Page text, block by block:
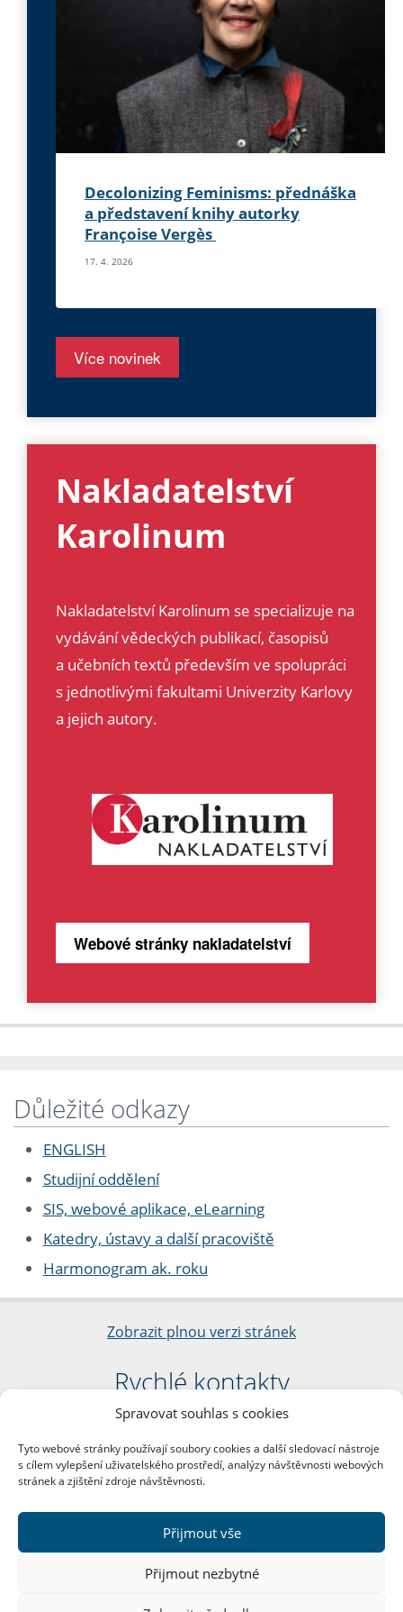
Spravovat souhlas s cookies
Tyto webové stránky používají soubory cookies a další sledovací nástroje
s cílem vylepšení uživatelského prostředí, analýzy návštěvnosti webových
stránek a zjištění zdroje návštěvnosti.
Přijmout vše
Přijmout nezbytné
Decolonizing Feminisms: přednáška
a představení knihy autorky
Françoise Vergès
17. 4. 2026
Více novinek
Nakladatelství
Karolinum
Nakladatelství Karolinum se specializuje na
vydávání vědeckých publikací, časopisů
a učebních textů především ve spolupráci
s jednotlivými fakultami Univerzity Karlovy
a jejich autory.
Webové stránky nakladatelství
Důležité odkazy
ENGLISH
Studijní oddělení
SIS, webové aplikace, eLearning
Katedry, ústavy a další pracoviště
Harmonogram ak. roku
Zobrazit plnou verzi stránek
Rychlé kontakty
Filozofická fakulta
nám. Jana Palacha 1/2
116 38 Praha 1
DIČ: CZ00216208
Další kontakty